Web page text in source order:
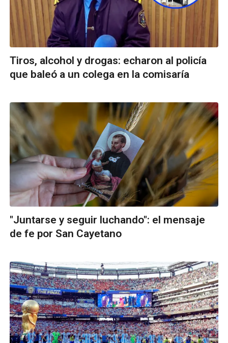
Tiros, alcohol y drogas: echaron al policía
que baleó a un colega en la comisaría
"Juntarse y seguir luchando": el mensaje
de fe por San Cayetano